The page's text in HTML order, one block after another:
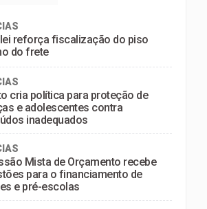
reforça fiscalização do piso
do frete
cria política para proteção de
e adolescentes contra
inadequados
Mista de Orçamento recebe
para o financiamento de
e pré-escolas